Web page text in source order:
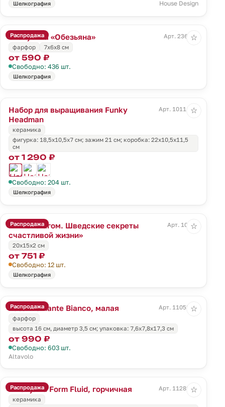
Шелкография House Design
Распродажа
Статуэтка «Обезьяна»
Арт. 236167
фарфор
7х6х8 см
от 590 ₽
Свободно: 436 шт.
Шелкография
☆
Набор для выращивания Funky
Headman
Арт. 10111.01
керамика
фигурка: 18,5х10,5х7 см; зажим 21 см; коробка: 22х10,5х11,5
см
от 1 290 ₽
Свободно: 204 шт.
Шелкография
☆
Распродажа
Книга «Лагом. Шведские секреты
счастливой жизни»
Арт. 10350
20х15х2 см
от 751 ₽
Свободно: 12 шт.
Шелкография
☆
Распродажа
Ваза Diamante Bianco, малая
Арт. 11052.60
фарфор
высота 16 см, диаметр 3,5 см; упаковка: 7,6x7,8x17,3 см
от 990 ₽
Свободно: 603 шт.
Altavolo
☆
Распродажа
Шкатулка Form Fluid, горчичная
Арт. 11289.85
керамика
☆